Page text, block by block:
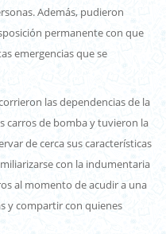
Además, pudieron
permanente con que
emergencias que se
las dependencias de la
carros de bomba y tuvieron la
de cerca sus características
con la indumentaria
al momento de acudir a una
y compartir con quienes